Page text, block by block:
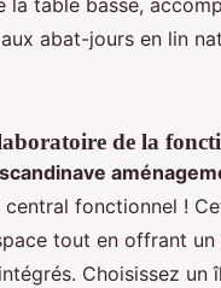
la table basse,
abat-jours en lin
de la
fonctionnel !
tout en offrant un
Choisissez un